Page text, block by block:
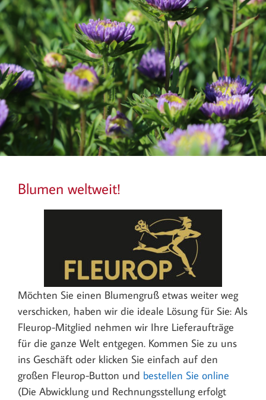
Blumen weltweit!
Möchten Sie einen Blumengruß etwas weiter weg
verschicken, haben wir die ideale Lösung für Sie: Als
Fleurop-Mitglied nehmen wir Ihre Lieferaufträge
für die ganze Welt entgegen. Kommen Sie zu uns
ins Geschäft oder klicken Sie einfach auf den
großen Fleurop-Button und bestellen Sie online
(Die Abwicklung und Rechnungsstellung erfolgt